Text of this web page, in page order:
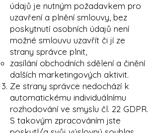
údajů je nutným požadavkem pro
uzavření a plnění smlouvy, bez
poskytnutí osobních údajů není
možné smlouvu uzavřít či jí ze
strany správce plnit,
zasílání obchodních sdělení a činění
dalších marketingových aktivit.
Ze strany správce nedochází k
automatickému individuálnímu
rozhodování ve smyslu čl. 22 GDPR.
S takovým zpracováním jste